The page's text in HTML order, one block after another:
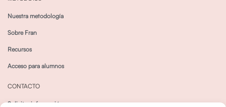
Nuestra metodología
Sobre Fran
Recursos
Acceso para alumnos
CONTACTO
Solicitar información